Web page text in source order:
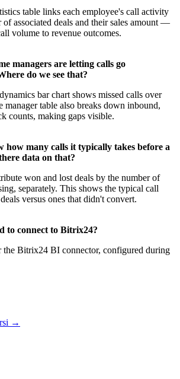
table links each employee's call activity
associated deals and their sales amount —
volume to revenue outcomes.
managers are letting calls go
do we see that?
bar chart shows missed calls over
manager table also breaks down inbound,
counts, making gaps visible.
how many calls it typically takes before a
data on that?
won and lost deals by the number of
separately. This shows the typical call
versus ones that didn't convert.
to connect to Bitrix24?
the Bitrix24 BI connector, configured during
→